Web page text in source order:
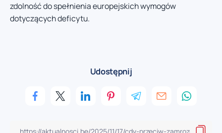
zdolność do spełnienia europejskich wymogów
dotyczących deficytu.
Udostępnij